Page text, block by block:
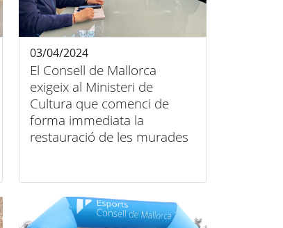
El Consell de Mallorca
exigeix al Ministeri de
Cultura que comenci de
forma immediata la
restauració de les murades
03/04/2024